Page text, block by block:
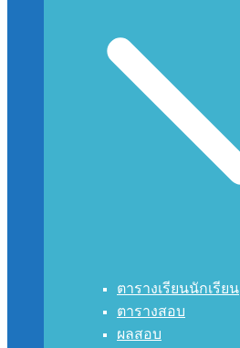
ตารางเรียนนักเรียน
ตารางสอบ
ผลสอบ